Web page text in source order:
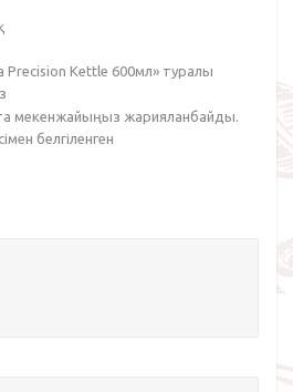
Precision Kettle 600мл» туралы
мекенжайыңыз жарияланбайды.
белгіленген